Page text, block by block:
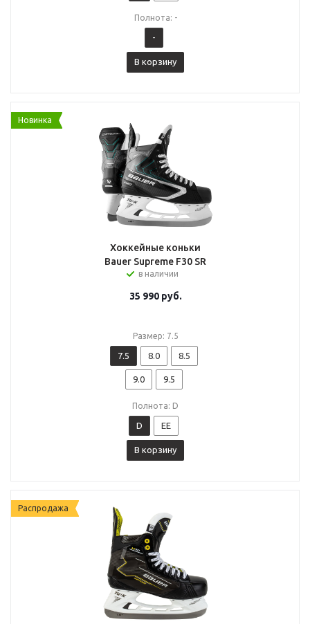
Полнота: -
-
В корзину
Новинка
Хоккейные коньки
Bauer Supreme F30 SR
в наличии
35 990руб.
Размер: 7.5
7.5 8.0 8.5
9.0 9.5
Полнота: D
D EE
В корзину
Распродажа